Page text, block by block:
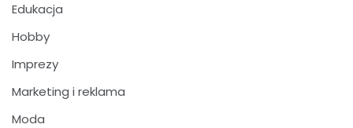
Edukacja
Hobby
Imprezy
Marketing i reklama
Moda